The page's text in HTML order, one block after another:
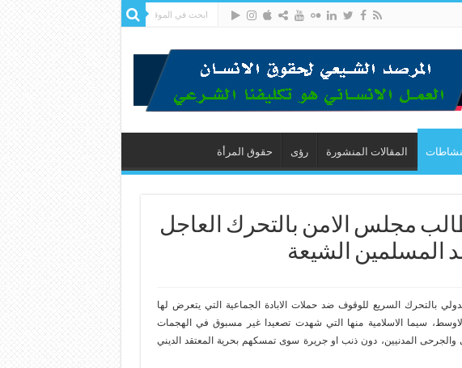
المقالات المنشورة رؤى حقوق المرأة
مجلس الامن بالتحرك العاجل
المسلمين الشيعة
بالتحرك السريع للوقوف ضد حملات الابادة الجماعية التي يتعرض لها
سيما الاسلامية منها التي شهدت تصعيدا غير مسبوق في الهجمات
والجرحى المدنيين، دون ذنب او جريرة سوى تمسكهم بحرية المعتقد الديني